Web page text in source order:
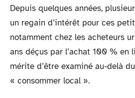
Depuis quelques années,
un regain d’intérêt pour ces
notamment chez les acheteurs
ans déçus par l’achat 100 % en
mérite d’être examiné au-delà
« consommer local ».